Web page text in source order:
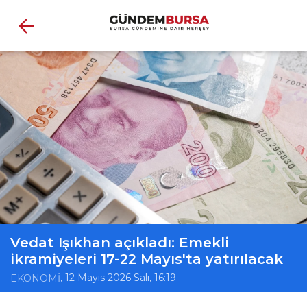
Vedat Işıkhan açıkladı: Emekli
ikramiyeleri 17-22 Mayıs'ta yatırılacak
EKONOMİ, 12 Mayıs 2026 Salı, 16:19